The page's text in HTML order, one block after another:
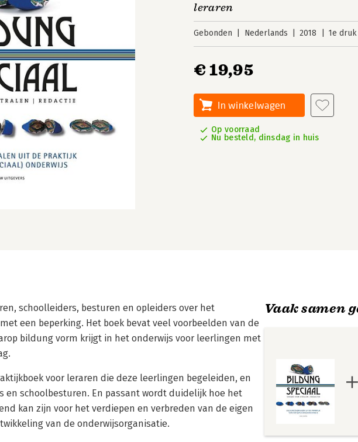
leraren
Gebonden Nederlands 2018 1e druk
€ 19,95
In winkelwagen
Op voorraad
Nu besteld, dinsdag in huis
schoolleiders, besturen en opleiders over het
een beperking. Het boek bevat veel voorbeelden van de
bildung vorm krijgt in het onderwijs voor leerlingen met
voor leraren die deze leerlingen begeleiden, en
en schoolbesturen. En passant wordt duidelijk hoe het
kan zijn voor het verdiepen en verbreden van de eigen
van de onderwijsorganisatie.
Vaak samen